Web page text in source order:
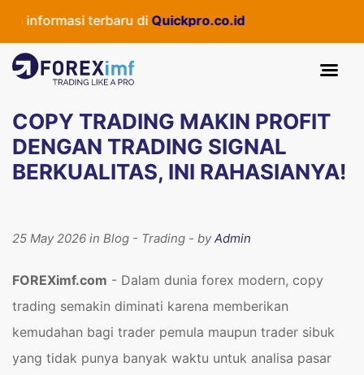
terbaru diQuickpro.co.id
COPY TRADING MAKIN PROFIT
DENGAN TRADING SIGNAL
BERKUALITAS, INI RAHASIANYA!
25 May 2026 in Blog - Trading - byAdmin
FOREXimf.com - Dalam dunia forex modern, copy
trading semakin diminati karena memberikan
kemudahan bagi trader pemula maupun trader sibuk
yang tidak punya banyak waktu untuk analisa pasar